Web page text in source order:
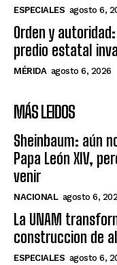
ESPECIALES agosto 6,
Orden y
predio estatal
MÉRIDA agosto 6, 2026
MÁS LEIDOS
Sheinbaum: aún
Papa León XIV,
venir
NACIONAL agosto 6,
La UNAM
construccion de
ESPECIALES agosto 6,